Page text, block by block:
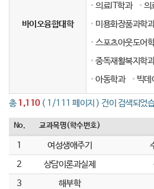
바이오융합대학
의료IT학과
의
미용화장품과학과
스포츠아웃도어
중독재활복지학과
아동학과
빅데
총1,110( 1/111 페이지 ) 건이 검색되었
No. 교과목명(학수번호)
1 여성생애주기
2
상담이론과실제
3
해부학